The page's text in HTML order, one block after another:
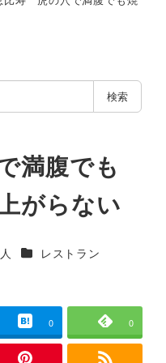
検索
満腹でも
がらない
カテゴリー
レストラン
0 0